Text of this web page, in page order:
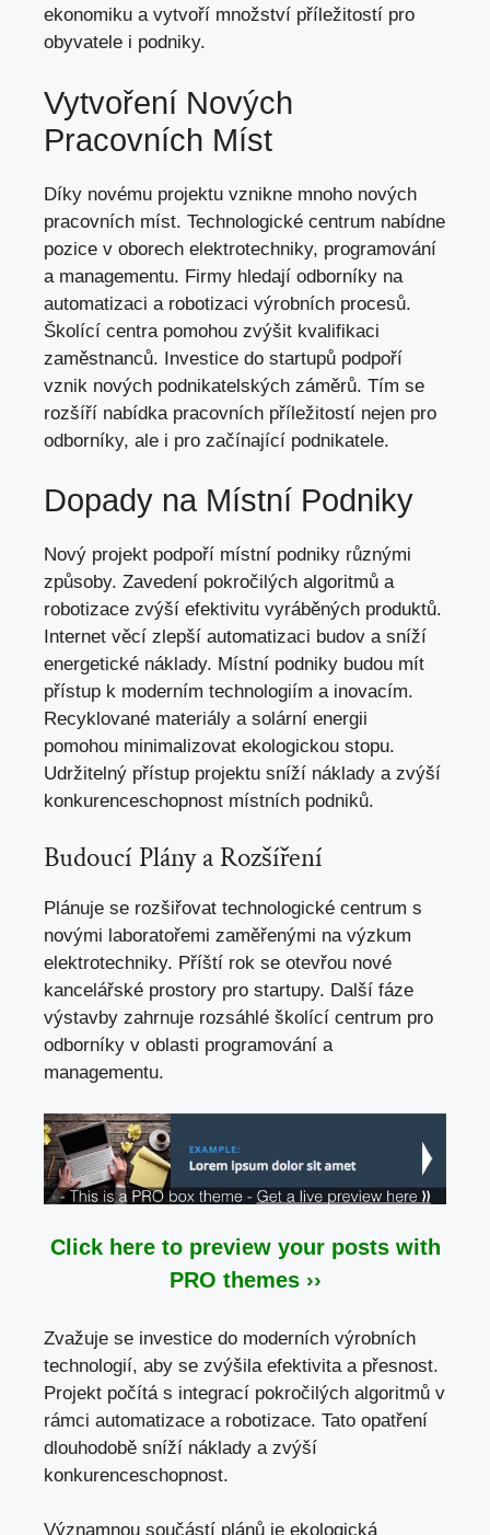
ekonomiku a vytvoří množství příležitostí pro
obyvatele i podniky.
Vytvoření Nových
Pracovních Míst
Díky novému projektu vznikne mnoho nových
pracovních míst. Technologické centrum nabídne
pozice v oborech elektrotechniky, programování
a managementu. Firmy hledají odborníky na
automatizaci a robotizaci výrobních procesů.
Školící centra pomohou zvýšit kvalifikaci
zaměstnanců. Investice do startupů podpoří
vznik nových podnikatelských záměrů. Tím se
rozšíří nabídka pracovních příležitostí nejen pro
odborníky, ale i pro začínající podnikatele.
Dopady na Místní Podniky
Nový projekt podpoří místní podniky různými
způsoby. Zavedení pokročilých algoritmů a
robotizace zvýší efektivitu vyráběných produktů.
Internet věcí zlepší automatizaci budov a sníží
energetické náklady. Místní podniky budou mít
přístup k moderním technologiím a inovacím.
Recyklované materiály a solární energii
pomohou minimalizovat ekologickou stopu.
Udržitelný přístup projektu sníží náklady a zvýší
konkurenceschopnost místních podniků.
Budoucí Plány a Rozšíření
Plánuje se rozšiřovat technologické centrum s
novými laboratořemi zaměřenými na výzkum
elektrotechniky. Příští rok se otevřou nové
kancelářské prostory pro startupy. Další fáze
výstavby zahrnuje rozsáhlé školící centrum pro
odborníky v oblasti programování a
managementu.
Click here to preview your posts with
PRO themes ››
Zvažuje se investice do moderních výrobních
technologií, aby se zvýšila efektivita a přesnost.
Projekt počítá s integrací pokročilých algoritmů v
rámci automatizace a robotizace. Tato opatření
dlouhodobě sníží náklady a zvýší
konkurenceschopnost.
Významnou součástí plánů je ekologická